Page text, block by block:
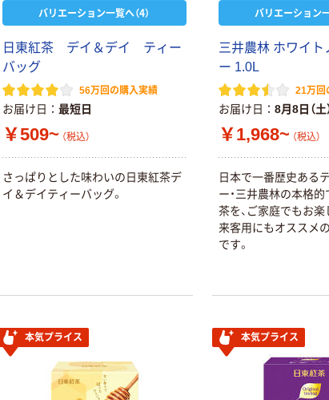
バリエーション一覧へ（4）
日東紅茶 デイ＆デイ ティー
バッグ
56万回の購入実績
お届け日 最短日
￥509~ （税込）
さっぱりとした味わいの日東紅茶デ
イ＆デイティーバッグ。
バリエーション一
三井農林 ホワイト
ー 1.0L
21万回
お届け日 8月8日（土
￥1,968~ （税込）
日本で一番歴史ある
ー・三井農林の本格
茶を、ご家庭でもお楽
来客用にもオススメ
です。
本気プライス 本気プライス